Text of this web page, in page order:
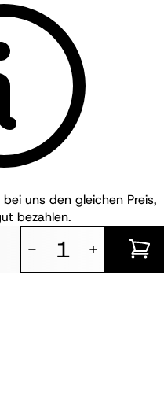
uns den gleichen Preis,
bezahlen.
- +